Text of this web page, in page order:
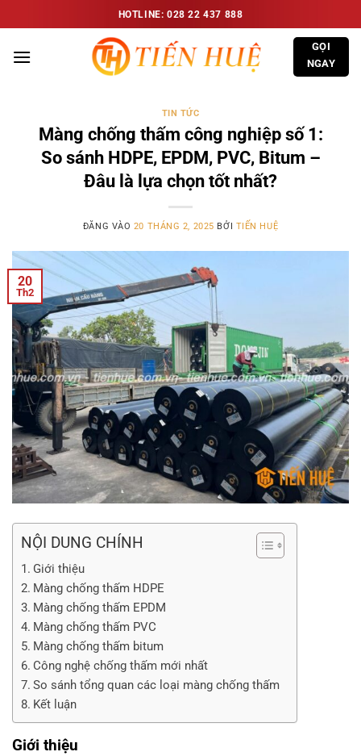
qua
nội
HOTLINE: 028 22 437 888
GỌI
NGAY
TIN TỨC
Màng chống thấm công nghiệp số 1:
So sánh HDPE, EPDM, PVC, Bitum –
Đâu là lựa chọn tốt nhất?
ĐĂNG VÀO 20 THÁNG 2, 2025 BỞI TIẾN HUỆ
20
Th2
NỘI DUNG CHÍNH
Giới thiệu
Màng chống thấm HDPE
Màng chống thấm EPDM
Màng chống thấm PVC
Màng chống thấm bitum
Công nghệ chống thấm mới nhất
So sánh tổng quan các loại màng chống thấm
Kết luận
Giới thiệu